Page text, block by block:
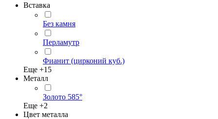
Вставка
Без камня
Перламутр
Фианит (цирконий куб.)
Еще +15
Металл
Золото 585°
Еще +2
Цвет металла